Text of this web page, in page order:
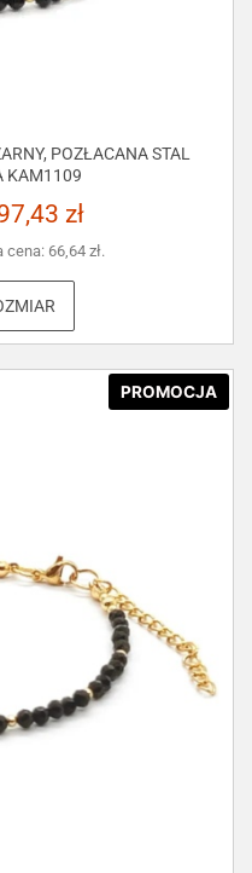
POZŁACANA STAL
KAM1109
zł
cena: 66,64 zł.
PROMOCJA